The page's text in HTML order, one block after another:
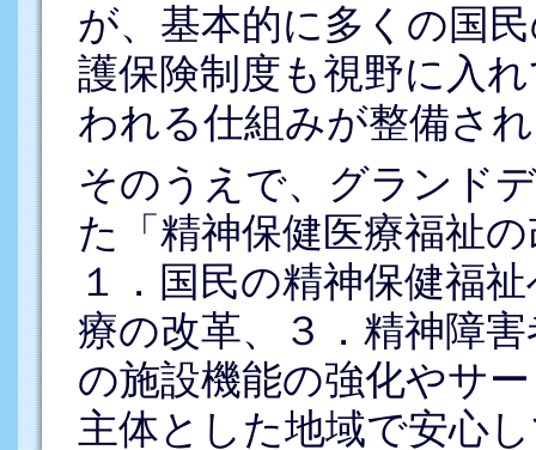
が、基本的に多くの国
護保険制度も視野に入
われる仕組みが整備さ
そのうえで、グランド
た「精神保健医療福祉
１．国民の精神保健福
療の改革、３．精神障
の施設機能の強化やサ
主体とした地域で安心